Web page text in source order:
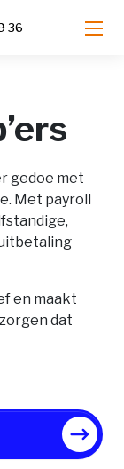
36
gedoe met
Met payroll
en maakt
dat